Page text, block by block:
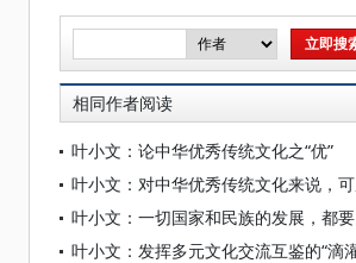
相同作者阅读
叶小文：论中华优秀传统文化之“优”